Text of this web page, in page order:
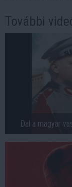
További
Dal a magyar